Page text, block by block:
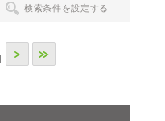
検索条件を設定する